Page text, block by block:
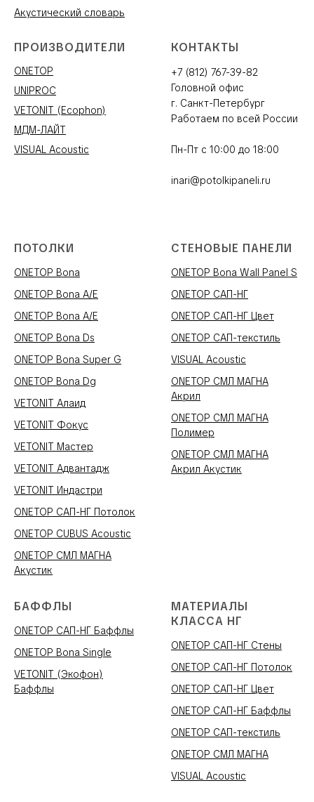
Акустический словарь
ПРОИЗВОДИТЕЛИ
ONETOP
UNIPROC
VETONIT (Ecophon)
МДМ-ЛАЙТ
VISUAL Acoustic
КОНТАКТЫ
+7 (812) 767-39-82
Головной офис
г. Санкт-Петербург
Работаем по всей России
Пн-Пт с 10:00 до 18:00
inari@potolkipaneli.ru
ПОТОЛКИ
ONETOP Bona
ONETOP Bona A/E
ONETOP Bona A/E
ONETOP Bona Ds
ONETOP Bona Super G
ONETOP Bona Dg
VETONIT Алаид
VETONIT Фокус
VETONIT Мастер
VETONIT Адвантадж
VETONIT Индастри
ONETOP САП-НГ Потолок
ONETOP CUBUS Acoustic
ONETOP СМЛ МАГНА
Акустик
СТЕНОВЫЕ ПАНЕЛИ
ONETOP Bona Wall Panel S
ONETOP САП-НГ
ONETOP САП-НГ Цвет
ONETOP САП-текстиль
VISUAL Acoustic
ONETOP СМЛ МАГНА
Акрил
ONETOP СМЛ МАГНА
Полимер
ONETOP СМЛ МАГНА
Акрил Акустик
БАФФЛЫ
ONETOP САП-НГ Баффлы
ONETOP Bona Single
VETONIT (Экофон)
Баффлы
МАТЕРИАЛЫ
КЛАССА НГ
ONETOP САП-НГ Стены
ONETOP САП-НГ Потолок
ONETOP САП-НГ Цвет
ONETOP САП-НГ Баффлы
ONETOP САП-текстиль
ONETOP СМЛ МАГНА
VISUAL Acoustic